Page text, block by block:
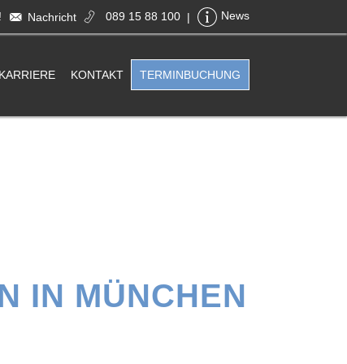
Nachricht 089 15 88 100 | News
KARRIERE KONTAKT TERMINBUCHUNG
IN MÜNCHEN